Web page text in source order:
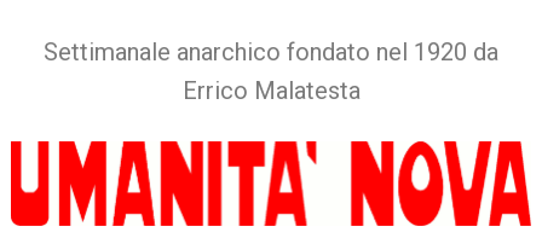
Settimanale anarchico fondato nel 1920 da
Errico Malatesta